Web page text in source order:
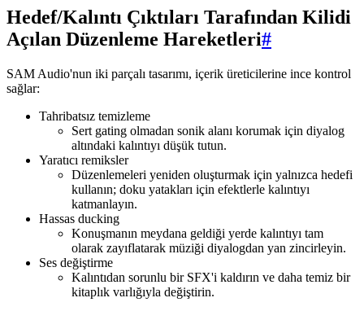
Hedef/Kalıntı Çıktıları Tarafından Kilidi
Açılan Düzenleme Hareketleri#
SAM Audio'nun iki parçalı tasarımı, içerik üreticilerine ince kontrol
sağlar:
Tahribatsız temizleme
Sert gating olmadan sonik alanı korumak için diyalog
altındaki kalıntıyı düşük tutun.
Yaratıcı remiksler
Düzenlemeleri yeniden oluşturmak için yalnızca hedefi
kullanın; doku yatakları için efektlerle kalıntıyı
katmanlayın.
Hassas ducking
Konuşmanın meydana geldiği yerde kalıntıyı tam
olarak zayıflatarak müziği diyalogdan yan zincirleyin.
Ses değiştirme
Kalıntıdan sorunlu bir SFX'i kaldırın ve daha temiz bir
kitaplık varlığıyla değiştirin.